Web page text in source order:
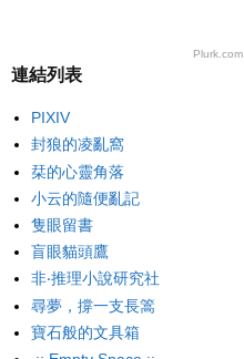
Plurk.com
連結列表
PIXIV
封狼的凌亂窩
栞的心靈角落
小云的隨便亂記
隻眼留書
盲眼貓頭鷹
非‧推理小說研究社
尋夢，撐一支長篙
寶石般的文具箱